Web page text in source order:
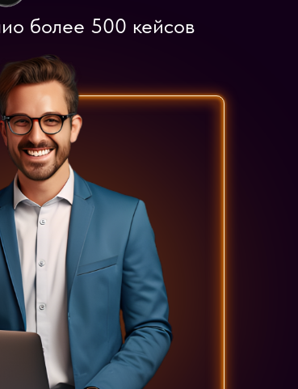
более 500 кейсов